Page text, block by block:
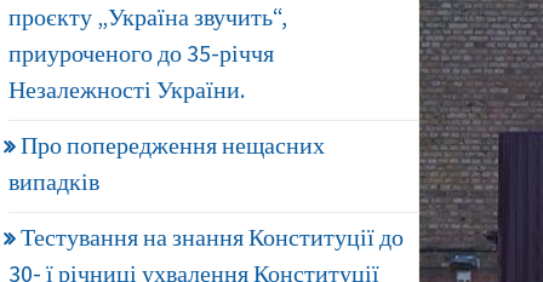
проєкту „Україна звучить“,
приуроченого до 35-річчя
Незалежності України.
Про попередження нещасних
випадків
Тестування на знання Конституції до
30- ї річниці ухвалення Конституції